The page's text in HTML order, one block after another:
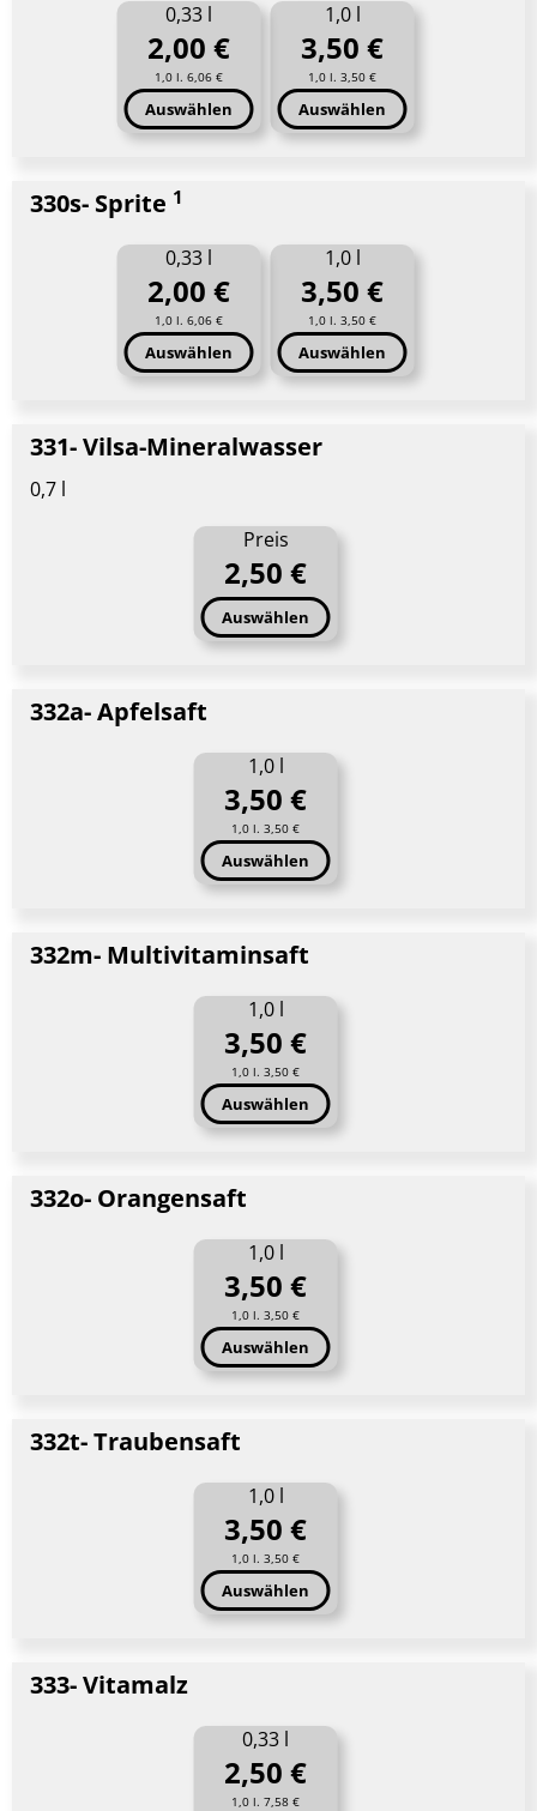
0,33 l
2,00 €
1,0 l. 6,06 €
Auswählen
1,0 l
3,50 €
1,0 l. 3,50 €
Auswählen
330s- Sprite 1
0,33 l
2,00 €
1,0 l. 6,06 €
Auswählen
1,0 l
3,50 €
1,0 l. 3,50 €
Auswählen
331- Vilsa-Mineralwasser
0,7 l
Preis
2,50 €
Auswählen
332a- Apfelsaft
1,0 l
3,50 €
1,0 l. 3,50 €
Auswählen
332m- Multivitaminsaft
1,0 l
3,50 €
1,0 l. 3,50 €
Auswählen
332o- Orangensaft
1,0 l
3,50 €
1,0 l. 3,50 €
Auswählen
332t- Traubensaft
1,0 l
3,50 €
1,0 l. 3,50 €
Auswählen
333- Vitamalz
0,33 l
2,50 €
1,0 l. 7,58 €